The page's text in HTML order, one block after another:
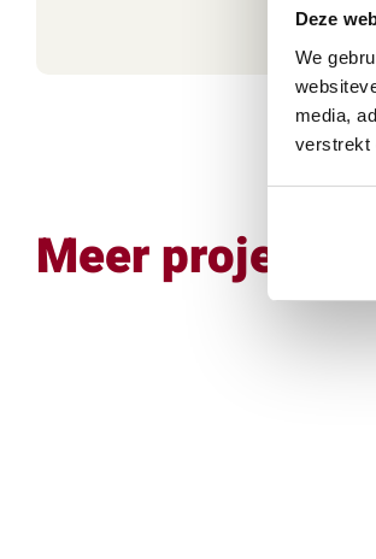
Deze
We
media,
verstrekt
Meer projecten.